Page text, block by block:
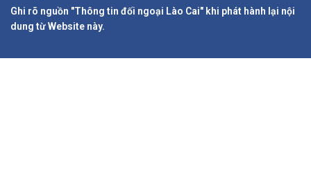
Ghi rõ nguồn "Thông tin đối ngoại Lào Cai" khi phát hành lại nội
dung từ Website này.